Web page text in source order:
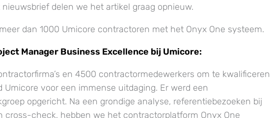
delen we het artikel graag opnieuw.
dan 1000 Umicore contractoren met het Onyx One systeem.
Manager Business Excellence bij Umicore:
en 4500 contractormedewerkers om te kwalificeren
Umicore voor een immense uitdaging. Er werd een
opgericht. Na een grondige analyse, referentiebezoeken bij
cross-check, hebben we het contractorplatform Onyx One